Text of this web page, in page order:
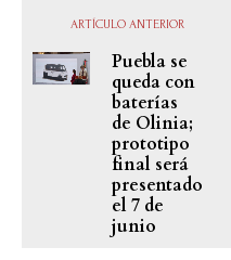
ARTÍCULO ANTERIOR
Puebla se
queda con
baterías
de Olinia;
prototipo
final será
presentado
el 7 de
junio